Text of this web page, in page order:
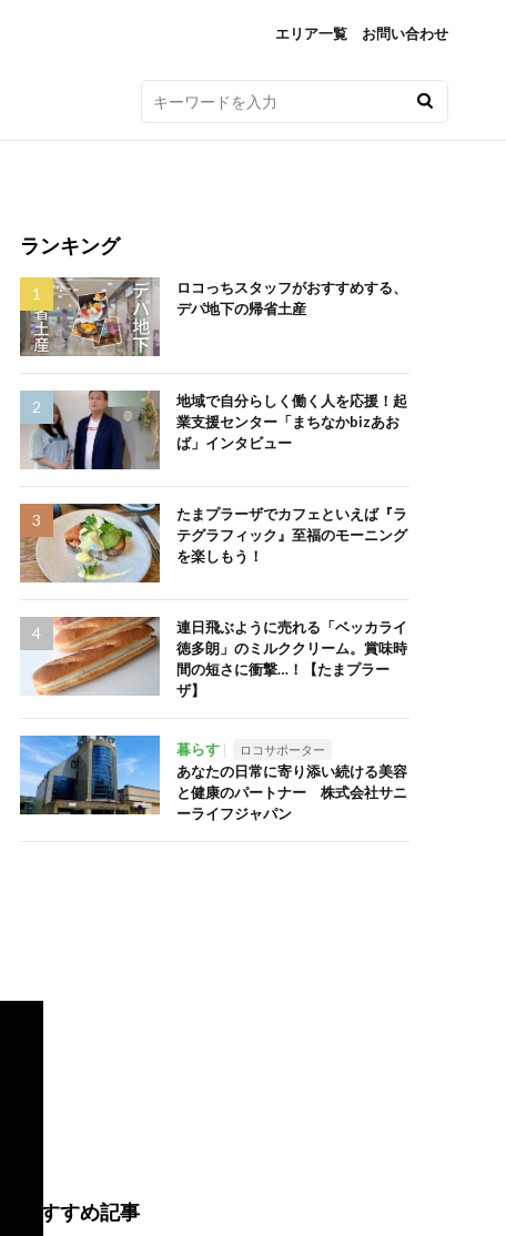
エリア一覧 お問い合わせ
ランキング
ロコっちスタッフがおすすめする、
デパ地下の帰省土産
地域で自分らしく働く人を応援！起
業支援センター「まちなかbizあお
ば」インタビュー
たまプラーザでカフェといえば『ラ
テグラフィック』至福のモーニング
を楽しもう！
連日飛ぶように売れる「ベッカライ
徳多朗」のミルククリーム。賞味時
間の短さに衝撃…！【たまプラー
ザ】
暮らす ロコサポーター
あなたの日常に寄り添い続ける美容
と健康のパートナー 株式会社サニ
ーライフジャパン
おすすめ記事